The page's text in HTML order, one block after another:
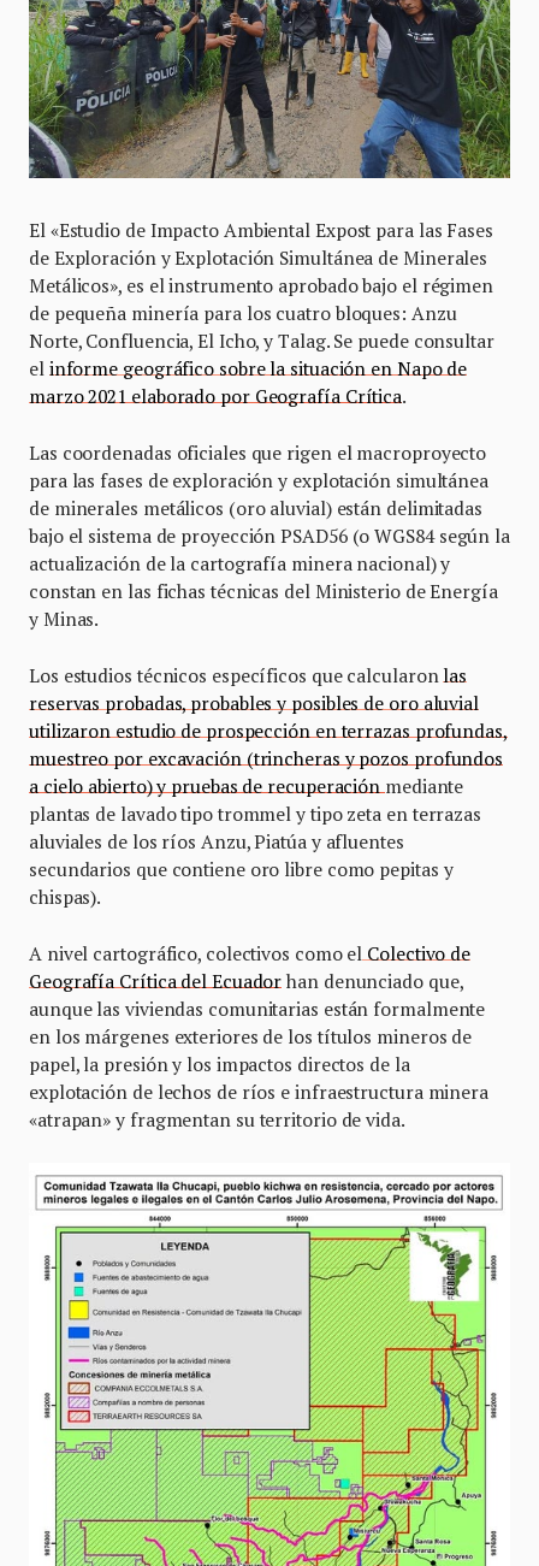
El «Estudio de Impacto Ambiental Expost para las Fases
de Exploración y Explotación Simultánea de Minerales
Metálicos», es el instrumento aprobado bajo el régimen
de pequeña minería para los cuatro bloques: Anzu
Norte, Confluencia, El Icho, y Talag. Se puede consultar
el informe geográfico sobre la situación en Napo de
marzo 2021 elaborado por Geografía Crítica.
Las coordenadas oficiales que rigen el macroproyecto
para las fases de exploración y explotación simultánea
de minerales metálicos (oro aluvial) están delimitadas
bajo el sistema de proyección PSAD56 (o WGS84 según la
actualización de la cartografía minera nacional) y
constan en las fichas técnicas del Ministerio de Energía
y Minas.
Los estudios técnicos específicos que calcularon las
reservas probadas, probables y posibles de oro aluvial
utilizaron estudio de prospección en terrazas profundas,
muestreo por excavación (trincheras y pozos profundos
a cielo abierto) y pruebas de recuperación mediante
plantas de lavado tipo trommel y tipo zeta en terrazas
aluviales de los ríos Anzu, Piatúa y afluentes
secundarios que contiene oro libre como pepitas y
chispas).
A nivel cartográfico, colectivos como el Colectivo de
Geografía Crítica del Ecuador han denunciado que,
aunque las viviendas comunitarias están formalmente
en los márgenes exteriores de los títulos mineros de
papel, la presión y los impactos directos de la
explotación de lechos de ríos e infraestructura minera
«atrapan» y fragmentan su territorio de vida.